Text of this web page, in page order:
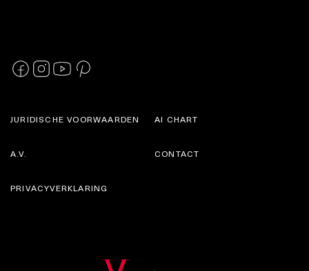
JURIDISCHE VOORWAARDEN
A.V.
AI CHART
CONTACT
PRIVACYVERKLARING